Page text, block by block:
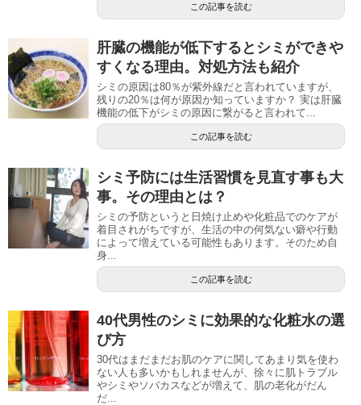
この記事を読む
肝臓の機能が低下するとシミができや
すくなる理由。対処方法も紹介
シミの原因は80％が紫外線だと言われていますが、
残りの20％は何が原因か知っていますか？ 実は肝臓
機能の低下がシミの原因に繋がると言われて...
この記事を読む
シミ予防には生活習慣を見直す事も大
事。その理由とは？
シミの予防というと日焼け止めや化粧品でのケアが
着目されがちですが、生活の中の何気ない癖や行動
によって増えている可能性もあります。そのため自
身...
この記事を読む
40代男性のシミに効果的な化粧水の選
び方
30代はまだまだお肌のケアに関してあまり気を使わ
ない人も多いかもしれませんが、徐々に肌トラブル
やシミやソバカスなどが増えて、肌の老化がだん
だ...